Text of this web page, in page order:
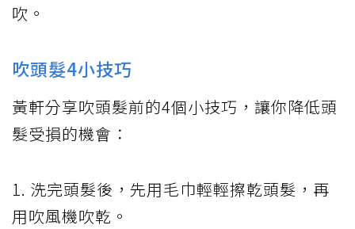
吹。
吹頭髮4小技巧
黃軒分享吹頭髮前的4個小技巧，讓你降低頭
髮受損的機會：
1. 洗完頭髮後，先用毛巾輕輕擦乾頭髮，再
用吹風機吹乾。